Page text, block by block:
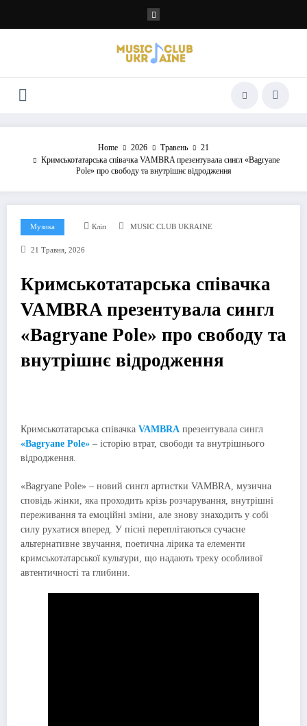
контенту
Home 2026 Травень
21
Кримськотатарська співачка VAMBRA презентувала сингл «Bagryane
Pole» про свободу та внутрішнє відродження
Музика Кліп MUSIC CLUB UKRAINE
21 Травня, 2026
Кримськотатарська співачка
VAMBRA презентувала сингл
«Bagryane Pole» про свободу та
внутрішнє відродження
Кримськотатарська співачка VAMBRA презентувала сингл
«Bagryane Pole» – історію втрат, свободи та внутрішнього
відродження.
«Bagryane Pole» – новий сингл артистки VAMBRA, музична
сповідь жінки, яка проходить крізь розчарування, внутрішні
переживання та емоційні зміни, але знову знаходить у собі
силу рухатися вперед. У пісні переплітаються сучасне
альтернативне звучання, поетична лірика та елементи
кримськотатарської культури, що надають треку особливої
автентичності та глибини.